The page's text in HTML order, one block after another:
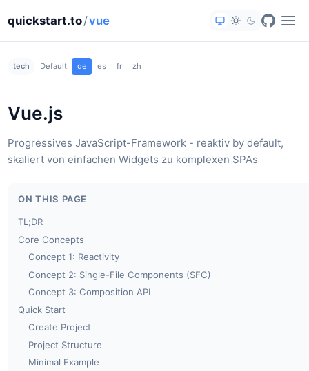
quickstart.to/vue
tech Default de es fr zh
Vue.js
Progressives JavaScript-Framework - reaktiv by default,
skaliert von einfachen Widgets zu komplexen SPAs
ON THIS PAGE
TL;DR
Core Concepts
Concept 1: Reactivity
Concept 2: Single-File Components (SFC)
Concept 3: Composition API
Quick Start
Create Project
Project Structure
Minimal Example